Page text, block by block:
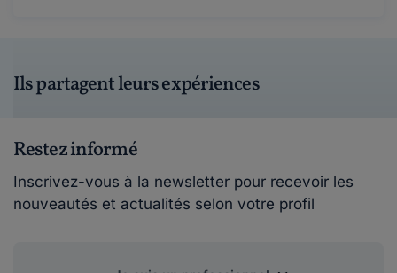
Ils partagent leurs expériences
Restez informé
Inscrivez-vous à la newsletter pour recevoir les
nouveautés et actualités selon votre profil